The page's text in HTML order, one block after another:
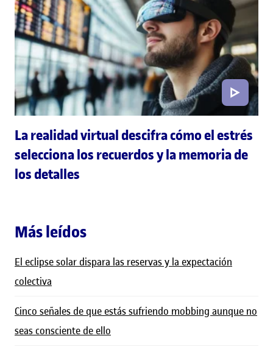
La realidad virtual descifra cómo el estrés
selecciona los recuerdos y la memoria de
los detalles
Más leídos
El eclipse solar dispara las reservas y la expectación
colectiva
Cinco señales de que estás sufriendo mobbing aunque no
seas consciente de ello